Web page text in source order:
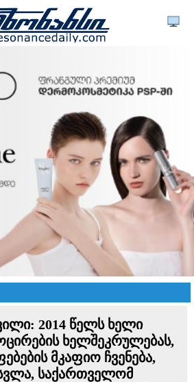
2014 წელს ხელი
ხელშეკრულებას,
მკაფიო ჩვენება,
საქართველომ